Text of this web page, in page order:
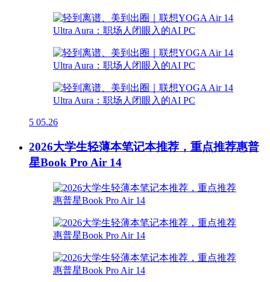
5 05.26
2026大学生轻薄本笔记本推荐，重点推荐惠普
星Book Pro Air 14